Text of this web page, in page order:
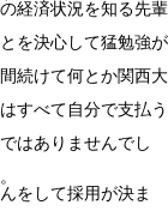
経済状況を知る先輩
を決心して猛勉強が
続けて何とか関西大
すべて自分で支払う
はありませんでし
をして採用が決ま